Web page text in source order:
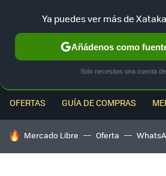
OFERTAS GUÍA DE COMPRAS
HOY SE HABLA DE
Mercado Libre Oferta
Ya puedes ver más de
Añádenos como
Solo necesitas una cuenta